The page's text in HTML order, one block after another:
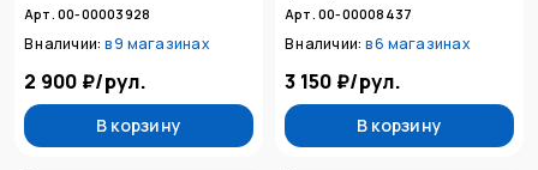
Арт. 00-00003928
В наличии: в9 магазинах
2 900 ₽/рул.
В корзину
Арт. 00-00008437
В наличии: в6 магазинах
3 150 ₽/рул.
В корзину